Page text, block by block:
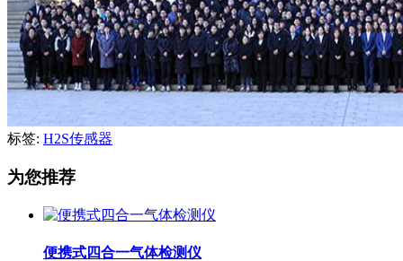
标签: H2S传感器
为您推荐
便携式四合一气体检测仪